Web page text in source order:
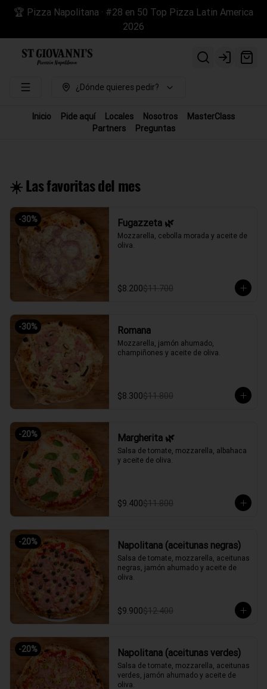
🏆 Pizza Napolitana · #28 en 50 Top Pizza Latin America
2026
Login
¿Dónde quieres pedir?
Inicio Pide aquí Locales Nosotros
MasterClass
Partners
Preguntas
☀️ Las favoritas del mes
-30% Fugazzeta 🌿
Mozzarella, cebolla morada y aceite de
oliva.
$8.200$11.700
-30% Romana
Mozzarella, jamón ahumado,
champiñones y aceite de oliva.
$8.300$11.800
-20% Margherita 🌿
Salsa de tomate, mozzarella, albahaca
y aceite de oliva.
$9.400$11.800
-20% Napolitana (aceitunas negras)
Salsa de tomate, mozzarella, aceitunas
negras, jamón ahumado y aceite de
oliva.
$9.900$12.400
-20% Napolitana (aceitunas verdes)
Salsa de tomate, mozzarella, aceitunas
verdes, jamón ahumado y aceite de
oliva.